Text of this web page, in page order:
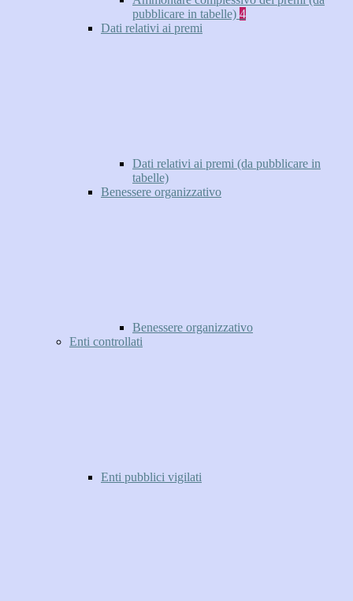
pubblicare in tabelle) 4
Dati relativi ai premi
Dati relativi ai premi (da pubblicare in
tabelle)
Benessere organizzativo
Benessere organizzativo
Enti controllati
Enti pubblici vigilati